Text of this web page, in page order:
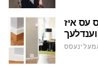
עס איז